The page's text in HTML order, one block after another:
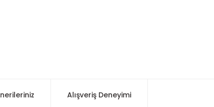
Alışveriş Deneyimi